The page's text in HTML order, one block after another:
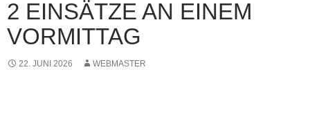
2 EINSÄTZE AN EINEM
VORMITTAG
22. JUNI 2026 WEBMASTER